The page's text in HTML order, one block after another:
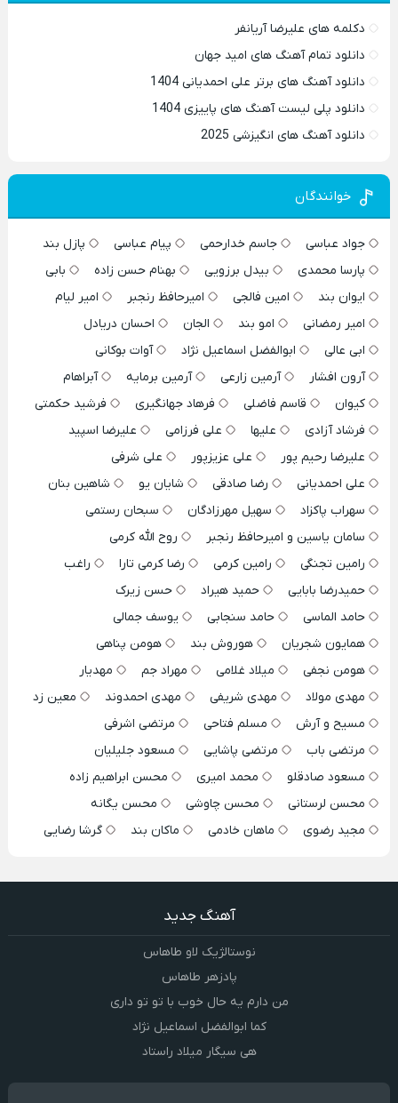
دکلمه های علیرضا آریانفر
دانلود تمام آهنگ های امید جهان
دانلود آهنگ های برتر علی احمدیانی 1404
دانلود پلی لیست آهنگ های پاییزی 1404
دانلود آهنگ های انگیزشی 2025
خوانندگان
جواد عباسی جاسم خدارحمی پیام عباسی
پازل بند
پارسا محمدی
بیدل برزویی بهنام حسن زاده
بابی
ایوان بند
امین فالجی امیرحافظ رنجبر
امیر لیام
امیر رمضانی
امو بند الجان
احسان دریادل
ابی عالی
ابوالفضل اسماعیل نژاد
آوات بوکانی
آرون افشار
آرمین زارعی آرمین برمایه
آبراهام
کیوان
قاسم فاضلی فرهاد جهانگیری
فرشید حکمتی
فرشاد آزادی
علیها علی فرزامی
علیرضا اسپید
علیرضا رحیم پور
علی عزیزپور
علی شرفی
علی احمدیانی
رضا صادقی شایان یو
شاهین بنان
سهراب پاکزاد
سهیل مهرزادگان
سبحان رستمی
سامان یاسین و امیرحافظ رنجبر
روح الله کرمی
رامین تجنگی
رامین کرمی رضا کرمی تارا
راغب
حمیدرضا بابایی
حمید هیراد
حسن زیرک
حامد الماسی
حامد سنجابی
یوسف جمالی
همایون شجریان
هوروش بند
هومن پناهی
هومن نجفی
میلاد غلامی مهراد جم
مهدیار
مهدی مولاد
مهدی شریفی مهدی احمدوند
معین زد
مسیح و آرش
مسلم فتاحی
مرتضی اشرفی
مرتضی باب
مرتضی پاشایی
مسعود جلیلیان
مسعود صادقلو
محمد امیری
محسن ابراهیم زاده
محسن لرستانی
محسن چاوشی
محسن یگانه
مجید رضوی
ماهان خادمی ماکان بند گرشا رضایی
آهنگ جدید
نوستالژیک لاو طاهاس
پادزهر طاهاس
من دارم یه حال خوب با تو تو داری
کما ابوالفضل اسماعیل نژاد
هی سیگار میلاد راستاد